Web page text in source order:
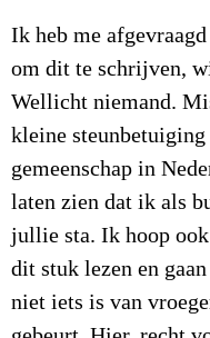
Ik heb me
om dit te schrijven,
Wellicht niemand.
kleine steunbetuiging
gemeenschap in
laten zien dat ik als
jullie sta. Ik hoop
dit stuk lezen en
niet iets is van